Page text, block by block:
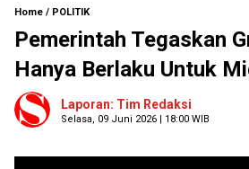
Home / POLITIK
Pemerintah Tegaskan
Hanya Berlaku Untuk
Laporan: Tim Redaksi
Selasa, 09 Juni 2026 | 18:00 WIB